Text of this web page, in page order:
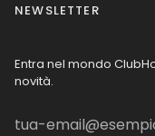
NEWSLETTER
Entra nel mondo
novità.